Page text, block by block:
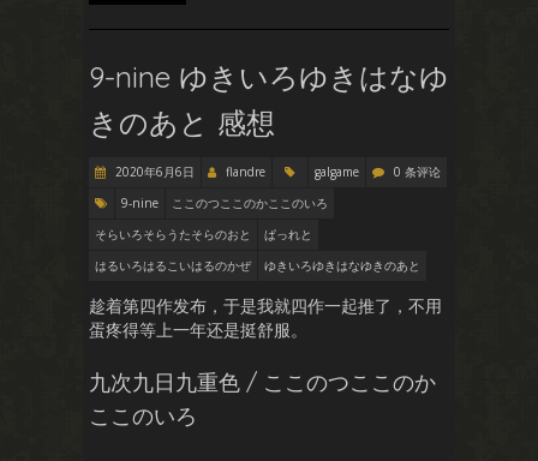
9-nine ゆきいろゆきはなゆ
きのあと 感想
2020年6月6日 flandre galgame
0 条评论
9-nine
ここのつここのかここのいろ
そらいろそらうたそらのおと
ぱっれと
はるいろはるこいはるのかぜ
ゆきいろゆきはなゆきのあと
趁着第四作发布，于是我就四作一起推了，不用
蛋疼得等上一年还是挺舒服。
九次九日九重色 / ここのつここのか
ここのいろ